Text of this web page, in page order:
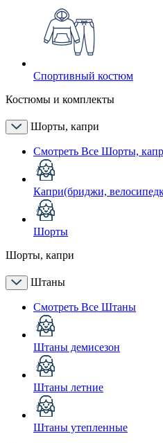
Спортивный костюм
Костюмы и комплекты
Шорты, капри
Смотреть Все Шорты,
Капри(бриджи,
Шорты
Шорты, капри
Штаны
Смотреть Все Штаны
Штаны демисезон
Штаны летние
Штаны утепленные